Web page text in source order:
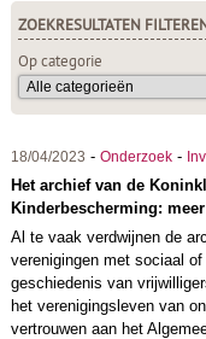
ZOEKRESULTATEN
Op categorie
18/04/2023 - Onderzoek-
Het archief van de
Kinderbescherming:
Al te vaak verdwijnen de
verenigingen met sociaal
geschiedenis van
het verenigingsleven van
vertrouwen aan het